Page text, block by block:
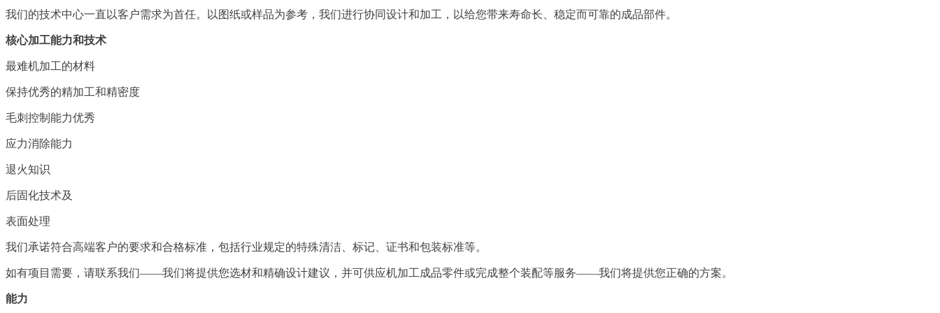
我们的技术中心一直以客户需求为首任。以图纸或样品为参考，我们进行协同设计和加工，以给您带来寿命长、稳定而可靠的成品部件。
核心加工能力和技术
最难机加工的材料
保持优秀的精加工和精密度
毛刺控制能力优秀
应力消除能力
退火知识
后固化技术及
表面处理
我们承诺符合高端客户的要求和合格标准，包括行业规定的特殊清洁、标记、证书和包装标准等。
如有项目需要，请联系我们——我们将提供您选材和精确设计建议，并可供应机加工成品零件或完成整个装配等服务——我们将提供您正确的方案。
能力